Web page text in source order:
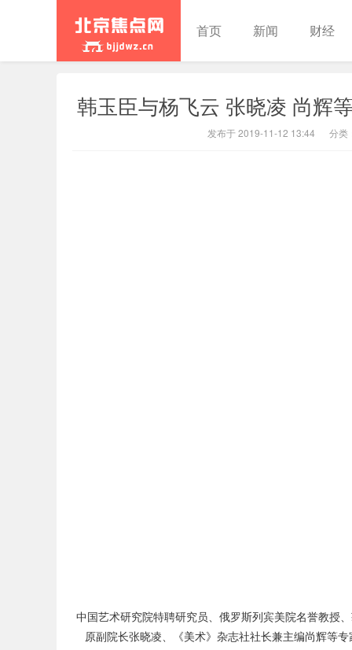
北京焦点
首页 新闻 财经
韩玉臣与杨飞云 张晓凌 尚辉
发布于 2019-11-12 13:44 分类
中国艺术研究院特聘研究员、俄罗斯列宾美院名誉教授
原副院长张晓凌、《美术》杂志社社长兼主编尚辉等